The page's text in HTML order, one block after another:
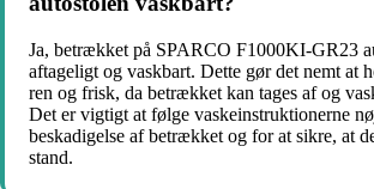
Ja, betrækket på SPARCO F1000KI-GR23
aftageligt og vaskbart. Dette gør det nemt at
ren og frisk, da betrækket kan tages af og
Det er vigtigt at følge vaskeinstruktionerne
beskadigelse af betrækket og for at sikre, at
stand.